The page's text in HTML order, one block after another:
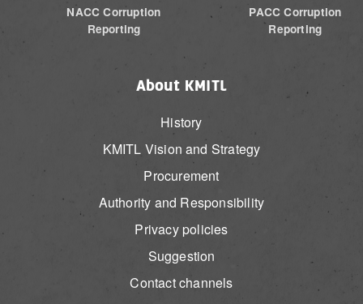
NACC Corruption
Reporting
PACC Corruption
Reporting
About KMITL
History
KMITL Vision and Strategy
Procurement
Authority and Responsibility
Privacy policies
Suggestion
Contact channels